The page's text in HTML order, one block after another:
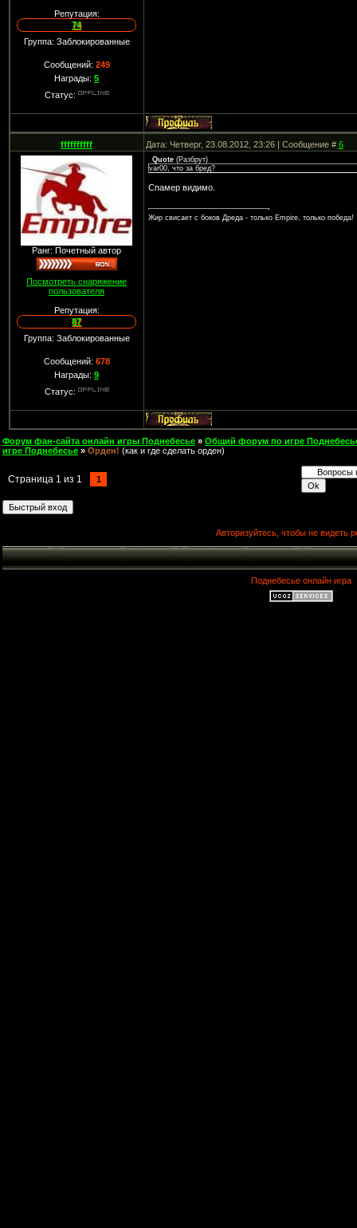
Репутация:
74
Группа: Заблокированные
Сообщений: 249
Награды: 5
Статус:
ffffffffff Дата: Четверг, 23.08.2012, 23:26 | Сообщение #6
Ранг: Почетный автор
Посмотреть снаряжение
пользователя
Репутация:
87
Группа: Заблокированные
Сообщений: 678
Награды: 9
Статус:
Quote(Разбрут)
var00, что за бред?
Спамер видимо.
Жир свисает с боков Дреда - только Empire, только победа!
Форум фан-сайта онлайн игры Поднебесье » Общий форум по игре
игре Поднебесье » Орден! (как и где сделать орден)
Страница 1 из 1 1
Авторизуйтесь, чтобы не видеть
Поднебесье онлайн игра